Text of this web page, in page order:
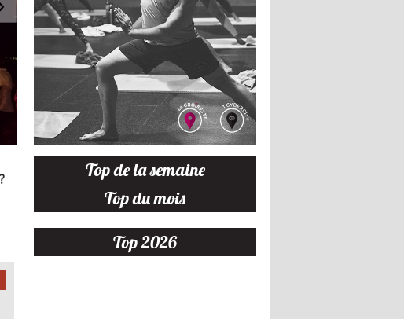
Alexandrine Belle-Etoile. Dreamers on the Beach. Photo: Anaïs Dercy - La Isla.
Top de la semaine
Top du mois
Top 2026